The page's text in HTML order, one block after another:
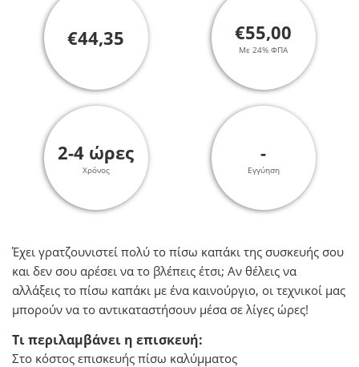
€44,35 €55,00
Με 24% ΦΠΑ
2-4 ώρες
Χρόνος
-
Εγγύηση
Έχει γρατζουνιστεί πολύ το πίσω καπάκι της συσκευής σου
και δεν σου αρέσει να το βλέπεις έτσι; Αν θέλεις να
αλλάξεις τo πίσω καπάκι με ένα καινούργιο, οι τεχνικοί μας
μπορούν να το αντικαταστήσουν μέσα σε λίγες ώρες!
Τι περιλαμβάνει η επισκευή:
Στο κόστος επισκευής πίσω καλύμματος